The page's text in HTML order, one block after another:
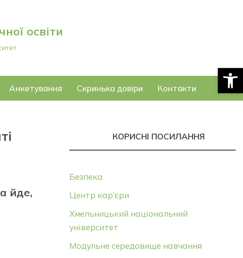
освіти
Анкетування Скринька довіри Контакти
йде,
КОРИСНІ ПОСИЛАННЯ
Безпека
Центр кар’єри
Хмельницький національний
університет
Модульне середовище навчання